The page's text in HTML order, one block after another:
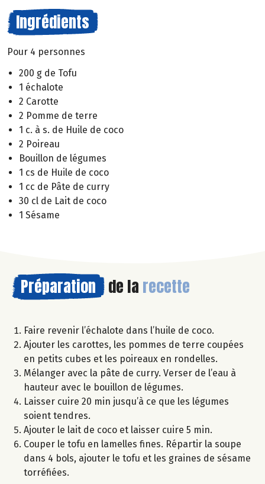
Ingrédients
Pour 4 personnes
200 g de Tofu
1 échalote
2 Carotte
2 Pomme de terre
1 c. à s. de Huile de coco
2 Poireau
Bouillon de légumes
1 cs de Huile de coco
1 cc de Pâte de curry
30 cl de Lait de coco
1 Sésame
Préparation de la recette
Faire revenir l’échalote dans l’huile de coco.
Ajouter les carottes, les pommes de terre coupées
en petits cubes et les poireaux en rondelles.
Mélanger avec la pâte de curry. Verser de l’eau à
hauteur avec le bouillon de légumes.
Laisser cuire 20 min jusqu’à ce que les légumes
soient tendres.
Ajouter le lait de coco et laisser cuire 5 min.
Couper le tofu en lamelles fines. Répartir la soupe
dans 4 bols, ajouter le tofu et les graines de sésame
torréfiées.